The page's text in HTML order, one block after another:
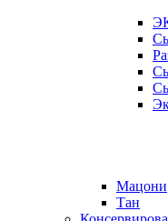
Мацони
Тан